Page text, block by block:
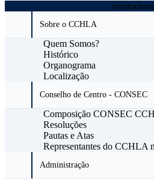
Institucional
Sobre o CCHLA
Quem Somos?
Histórico
Organograma
Localização
Conselho de Centro - CONSEC
Composição CONSEC
Resoluções
Pautas e Atas
Representantes do CCHLA
Administração